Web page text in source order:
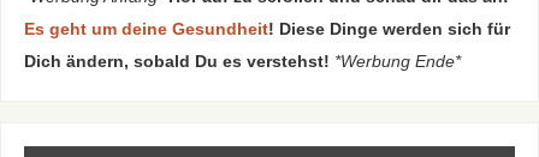
Es geht um deine Gesundheit! Diese Dinge werden sich für
Dich ändern, sobald Du es verstehst! *Werbung Ende*